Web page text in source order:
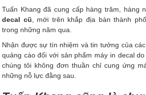
Tuấn Khang đã cung cấp hàng trăm, hàng
decal cũ , mới trên khắp địa bàn thành
trong những năm qua.
Nhận được sự tín nhiệm và tin tưởng của
quảng cáo đối với sản phẩm máy in decal do
chúng tôi không đơn thuần chỉ cung ứng
những nỗ lực đằng sau.